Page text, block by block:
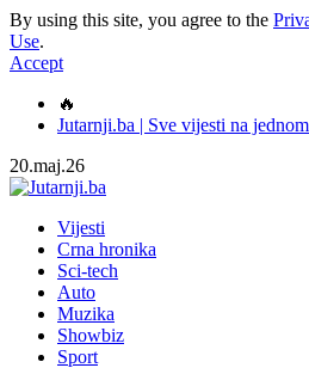
By using this site, you agree to the
Use.
Accept
🔥
Jutarnji.ba | Sve vijesti na
20.maj.26
Vijesti
Crna hronika
Sci-tech
Auto
Muzika
Showbiz
Sport